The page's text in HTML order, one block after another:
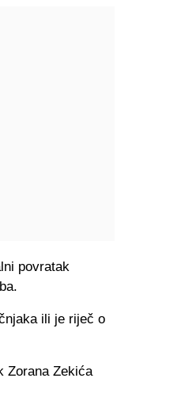
povratak
ili je riječ o
Zorana Zekića